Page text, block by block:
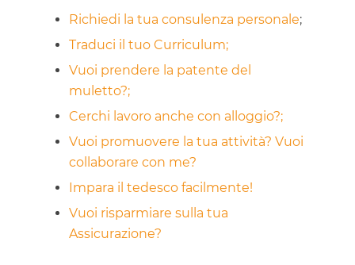
Richiedi la tua consulenza personale;
Traduci il tuo Curriculum;
Vuoi prendere la patente del
muletto?;
Cerchi lavoro anche con alloggio?;
Vuoi promuovere la tua attività? Vuoi
collaborare con me?
Impara il tedesco facilmente!
Vuoi risparmiare sulla tua
Assicurazione?